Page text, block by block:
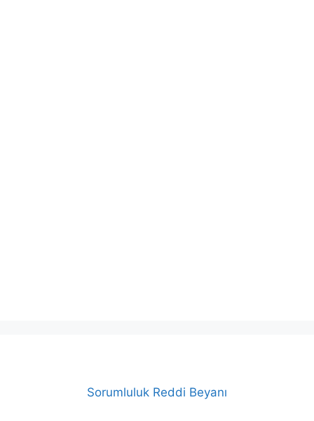
Sorumluluk Reddi Beyanı